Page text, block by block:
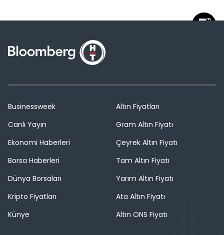
Businessweek
Canlı Yayın
Ekonomi Haberleri
Borsa Haberleri
Dünya Borsaları
Kripto Fiyatları
Künye
Altın Fiyatları
Gram Altın Fiyatı
Çeyrek Altın Fiyatı
Tam Altın Fiyatı
Yarım Altın Fiyatı
Ata Altın Fiyatı
Altın ONS Fiyatı